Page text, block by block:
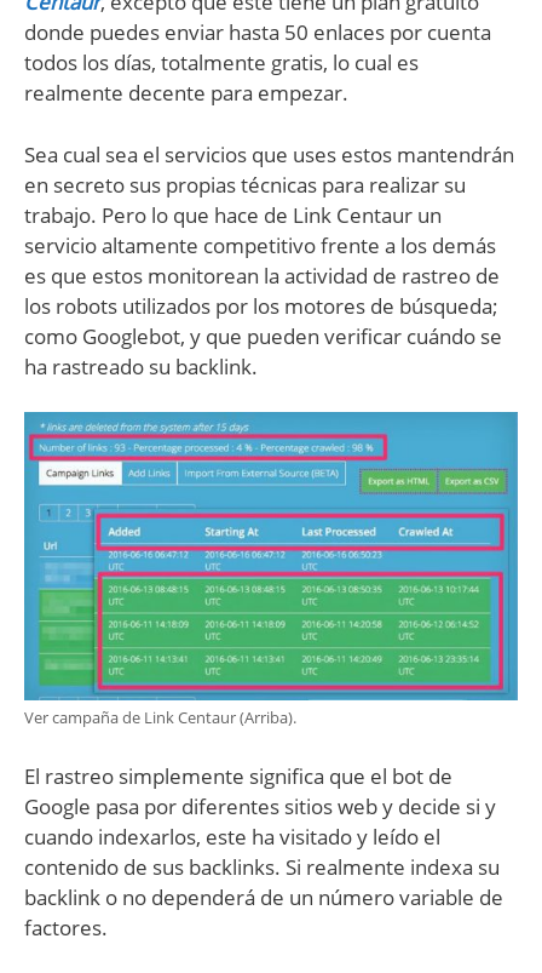
donde puedes enviar hasta 50 enlaces por cuenta
todos los días, totalmente gratis, lo cual es
realmente decente para empezar.
Sea cual sea el servicios que uses estos mantendrán
en secreto sus propias técnicas para realizar su
trabajo. Pero lo que hace de Link Centaur un
servicio altamente competitivo frente a los demás
es que estos monitorean la actividad de rastreo de
los robots utilizados por los motores de búsqueda;
como Googlebot, y que pueden verificar cuándo se
ha rastreado su backlink.
Ver campaña de Link Centaur (Arriba).
El rastreo simplemente significa que el bot de
Google pasa por diferentes sitios web y decide si y
cuando indexarlos, este ha visitado y leído el
contenido de sus backlinks. Si realmente indexa su
backlink o no dependerá de un número variable de
factores.